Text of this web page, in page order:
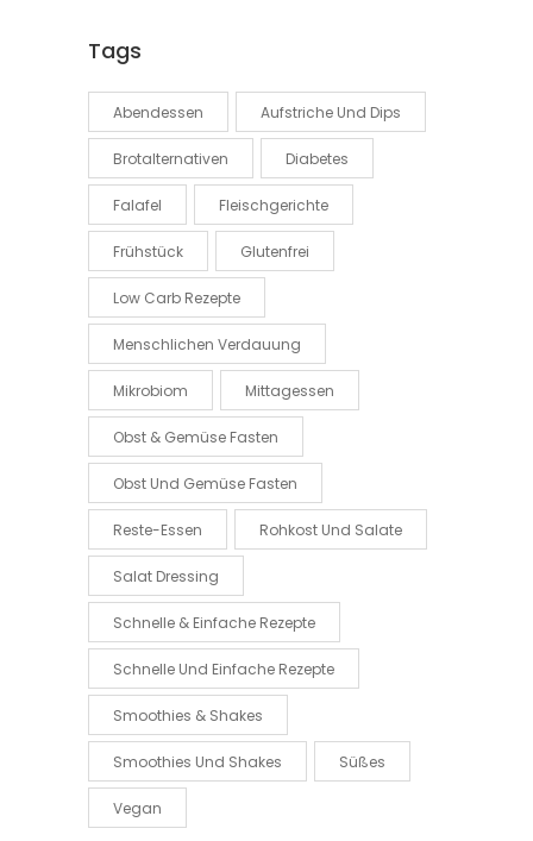
Tags
Abendessen Aufstriche Und Dips
Brotalternativen Diabetes
Falafel Fleischgerichte
Frühstück Glutenfrei
Low Carb Rezepte
Menschlichen Verdauung
Mikrobiom Mittagessen
Obst & Gemüse Fasten
Obst Und Gemüse Fasten
Reste-Essen Rohkost Und Salate
Salat Dressing
Schnelle & Einfache Rezepte
Schnelle Und Einfache Rezepte
Smoothies & Shakes
Smoothies Und Shakes Süßes
Vegan